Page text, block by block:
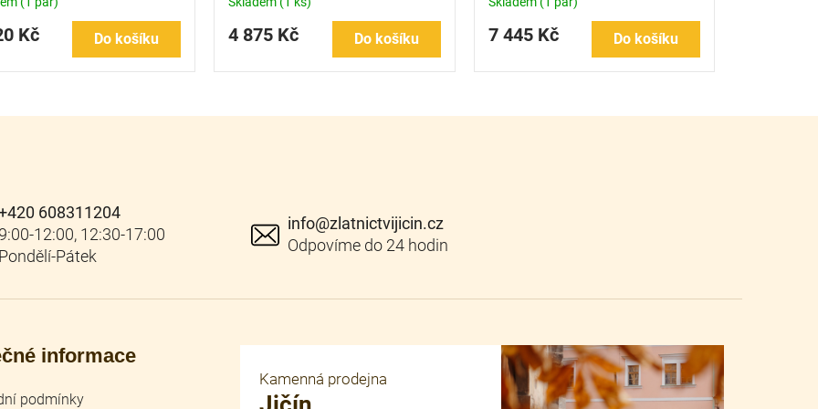
Kč Do košíku 4 875 Kč Do košíku 7 445 Kč Do košíku
info@zlatnictvijicin.cz
608311204
informace
podmínky
Kamenná prodejna